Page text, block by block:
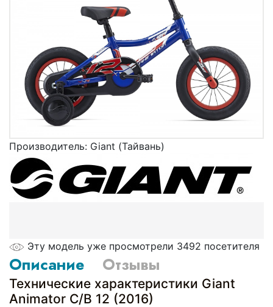
Производитель: Giant (Тайвань)
Эту модель уже просмотрели 3492 посетителя
Описание Отзывы
Технические характеристики Giant
Animator C/B 12 (2016)